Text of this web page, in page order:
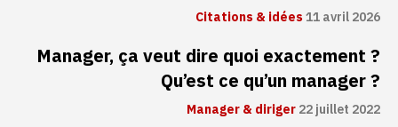
Citations & idées11 avril 2026
Manager, ça veut dire quoi exactement ?
Qu’est ce qu’un manager ?
Manager & diriger22 juillet 2022